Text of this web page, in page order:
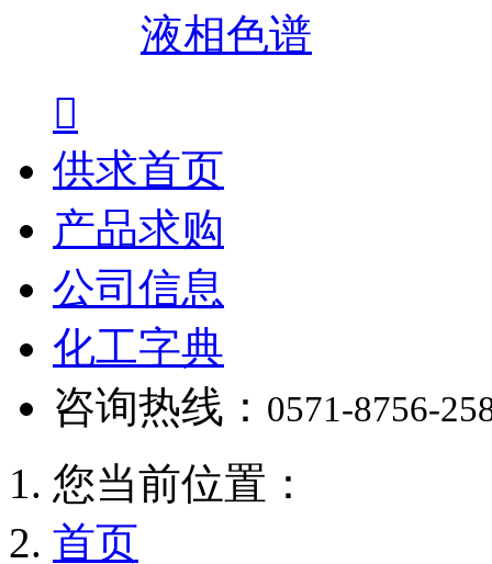
液相色谱

供求首页
产品求购
公司信息
化工字典
咨询热线： 0571-8756-
您当前位置：
首页